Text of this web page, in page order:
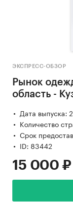
ЭКСПРЕСС-ОБЗОР
Рынок
область -
Дата выпуска:
Количество
Срок
ID: 83442
15 000 ₽